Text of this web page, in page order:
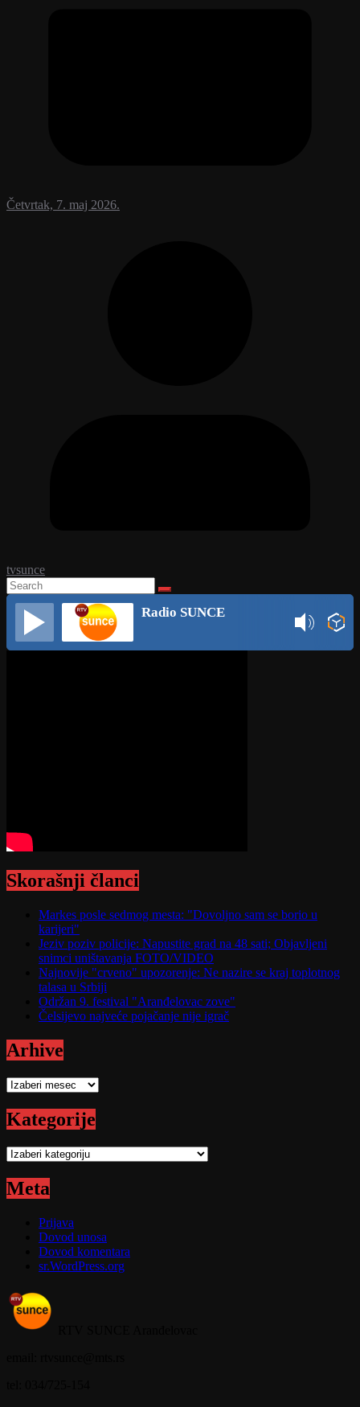
Četvrtak, 7. maj 2026.
tvsunce
Radio SUNCE
Skorašnji članci
Markes posle sedmog mesta: "Dovoljno sam se borio u
karijeri"
Jeziv poziv policije: Napustite grad na 48 sati; Objavljeni
snimci uništavanja FOTO/VIDEO
Najnovije "crveno" upozorenje: Ne nazire se kraj toplotnog
talasa u Srbiji
Održan 9. festival "Aranđelovac zove"
Čelsijevo najveće pojačanje nije igrač
Arhive
Arhive
Kategorije
Kategorije
Meta
Prijava
Dovod unosa
Dovod komentara
sr.WordPress.org